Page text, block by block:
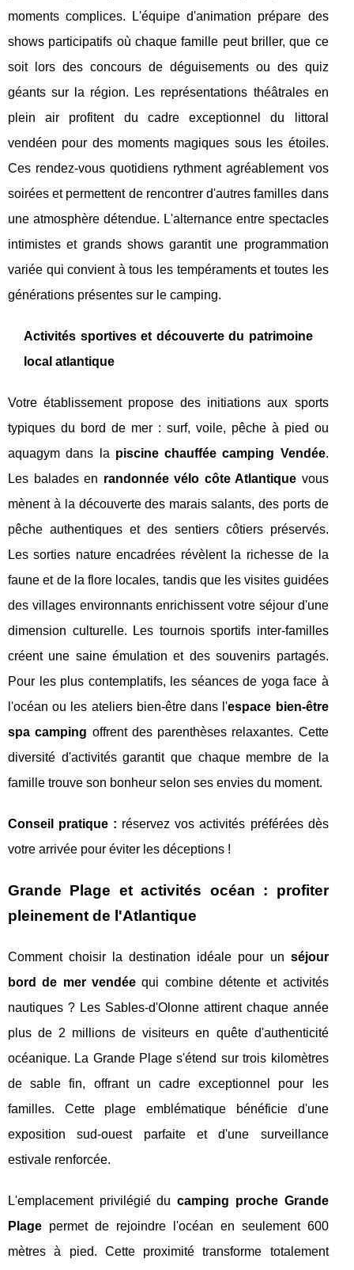
moments complices. L'équipe d'animation prépare des
shows participatifs où chaque famille peut briller, que ce
soit lors des concours de déguisements ou des quiz
géants sur la région. Les représentations théâtrales en
plein air profitent du cadre exceptionnel du littoral
vendéen pour des moments magiques sous les étoiles.
Ces rendez-vous quotidiens rythment agréablement vos
soirées et permettent de rencontrer d'autres familles dans
une atmosphère détendue. L'alternance entre spectacles
intimistes et grands shows garantit une programmation
variée qui convient à tous les tempéraments et toutes les
générations présentes sur le camping.
Activités sportives et découverte du patrimoine
local atlantique
Votre établissement propose des initiations aux sports
typiques du bord de mer : surf, voile, pêche à pied ou
aquagym dans la piscine chauffée camping Vendée.
Les balades en randonnée vélo côte Atlantique vous
mènent à la découverte des marais salants, des ports de
pêche authentiques et des sentiers côtiers préservés.
Les sorties nature encadrées révèlent la richesse de la
faune et de la flore locales, tandis que les visites guidées
des villages environnants enrichissent votre séjour d'une
dimension culturelle. Les tournois sportifs inter-familles
créent une saine émulation et des souvenirs partagés.
Pour les plus contemplatifs, les séances de yoga face à
l'océan ou les ateliers bien-être dans l'espace bien-être
spa camping offrent des parenthèses relaxantes. Cette
diversité d'activités garantit que chaque membre de la
famille trouve son bonheur selon ses envies du moment.
Conseil pratique : réservez vos activités préférées dès
votre arrivée pour éviter les déceptions !
Grande Plage et activités océan : profiter
pleinement de l'Atlantique
Comment choisir la destination idéale pour un séjour
bord de mer vendéequi combine détente et activités
nautiques ? Les Sables-d'Olonne attirent chaque année
plus de 2 millions de visiteurs en quête d'authenticité
océanique. La Grande Plage s'étend sur trois kilomètres
de sable fin, offrant un cadre exceptionnel pour les
familles. Cette plage emblématique bénéficie d'une
exposition sud-ouest parfaite et d'une surveillance
estivale renforcée.
L'emplacement privilégié ducamping proche Grande
Plage permet de rejoindre l'océan en seulement 600
mètres à pied. Cette proximité transforme totalement